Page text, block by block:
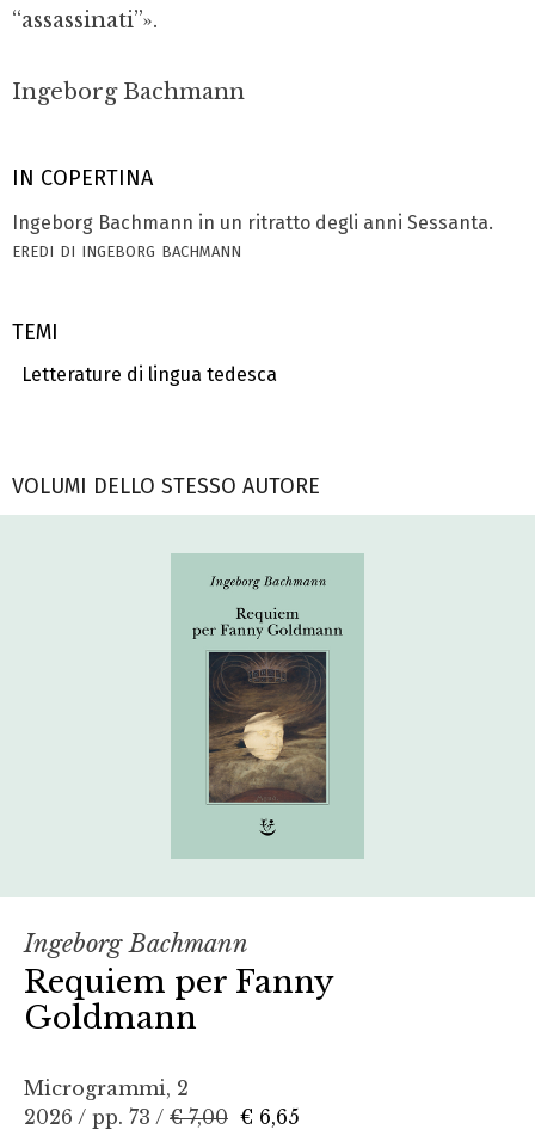
IN COPERTINA
Ingeborg Bachmann in un ritratto degli anni Sessanta.
eredi di ingeborg bachmann
TEMI
Letterature di lingua tedesca
“assassinati”».
Ingeborg Bachmann
VOLUMI DELLO STESSO AUTORE
Ingeborg Bachmann
Requiem per Fanny
Goldmann
Microgrammi, 2
2026 / pp. 73 / € 7,00 € 6,65